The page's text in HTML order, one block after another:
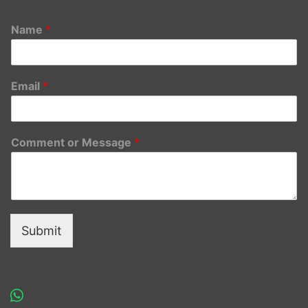
Name *
Email *
Comment or Message *
Submit